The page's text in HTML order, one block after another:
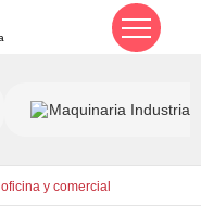
Maquinaria Industrial
y comercial